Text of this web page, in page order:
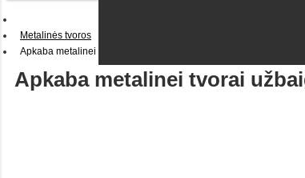
Metalinės tvoros
Apkaba metalinei tvorai užbaigimo su tvirtinimo varžtais žalia
Apkaba metalinei tvorai